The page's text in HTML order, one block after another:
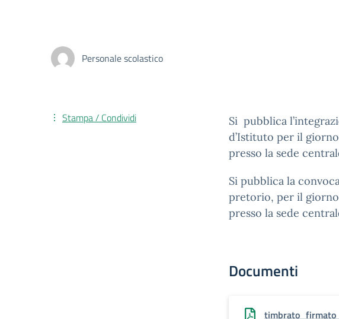
Personale scolastico
Si pubblica
d’Istituto per il
presso la sede
Si pubblica la
pretorio, per il giorno
presso la sede
Documenti
Stampa / Condividi